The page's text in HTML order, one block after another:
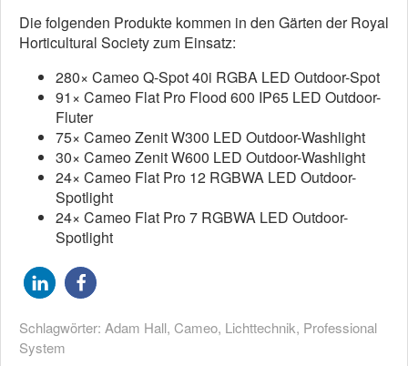
Die folgenden Produkte kommen in den Gärten der Royal
Horticultural Society zum Einsatz:
280× Cameo Q-Spot 40i RGBA LED Outdoor-Spot
91× Cameo Flat Pro Flood 600 IP65 LED Outdoor-
Fluter
75× Cameo Zenit W300 LED Outdoor-Washlight
30× Cameo Zenit W600 LED Outdoor-Washlight
24× Cameo Flat Pro 12 RGBWA LED Outdoor-
Spotlight
24× Cameo Flat Pro 7 RGBWA LED Outdoor-
Spotlight
Schlagwörter: Adam Hall, Cameo, Lichttechnik, Professional
System